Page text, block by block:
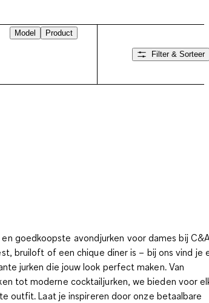
Model Product
Filter & Sorteer
goedkoopste avondjurken voor dames bij
bruiloft of een chique diner is – bij ons vind je
jurken die jouw look perfect maken. Van
tot moderne cocktailjurken, we bieden voor
outfit. Laat je inspireren door onze betaalbare